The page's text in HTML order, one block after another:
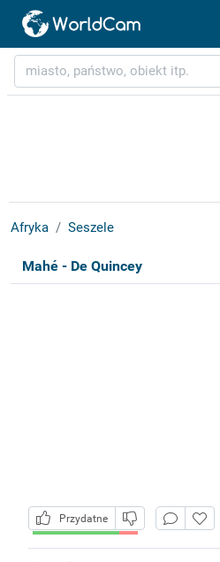
Afryka Seszele
Mahé - De Quincey
Przydatne